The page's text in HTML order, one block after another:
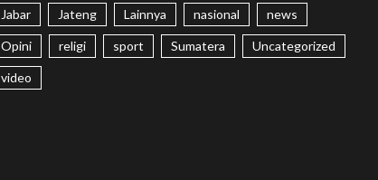
Jabar Jateng Lainnya nasional news
Opini religi sport Sumatera Uncategorized
video